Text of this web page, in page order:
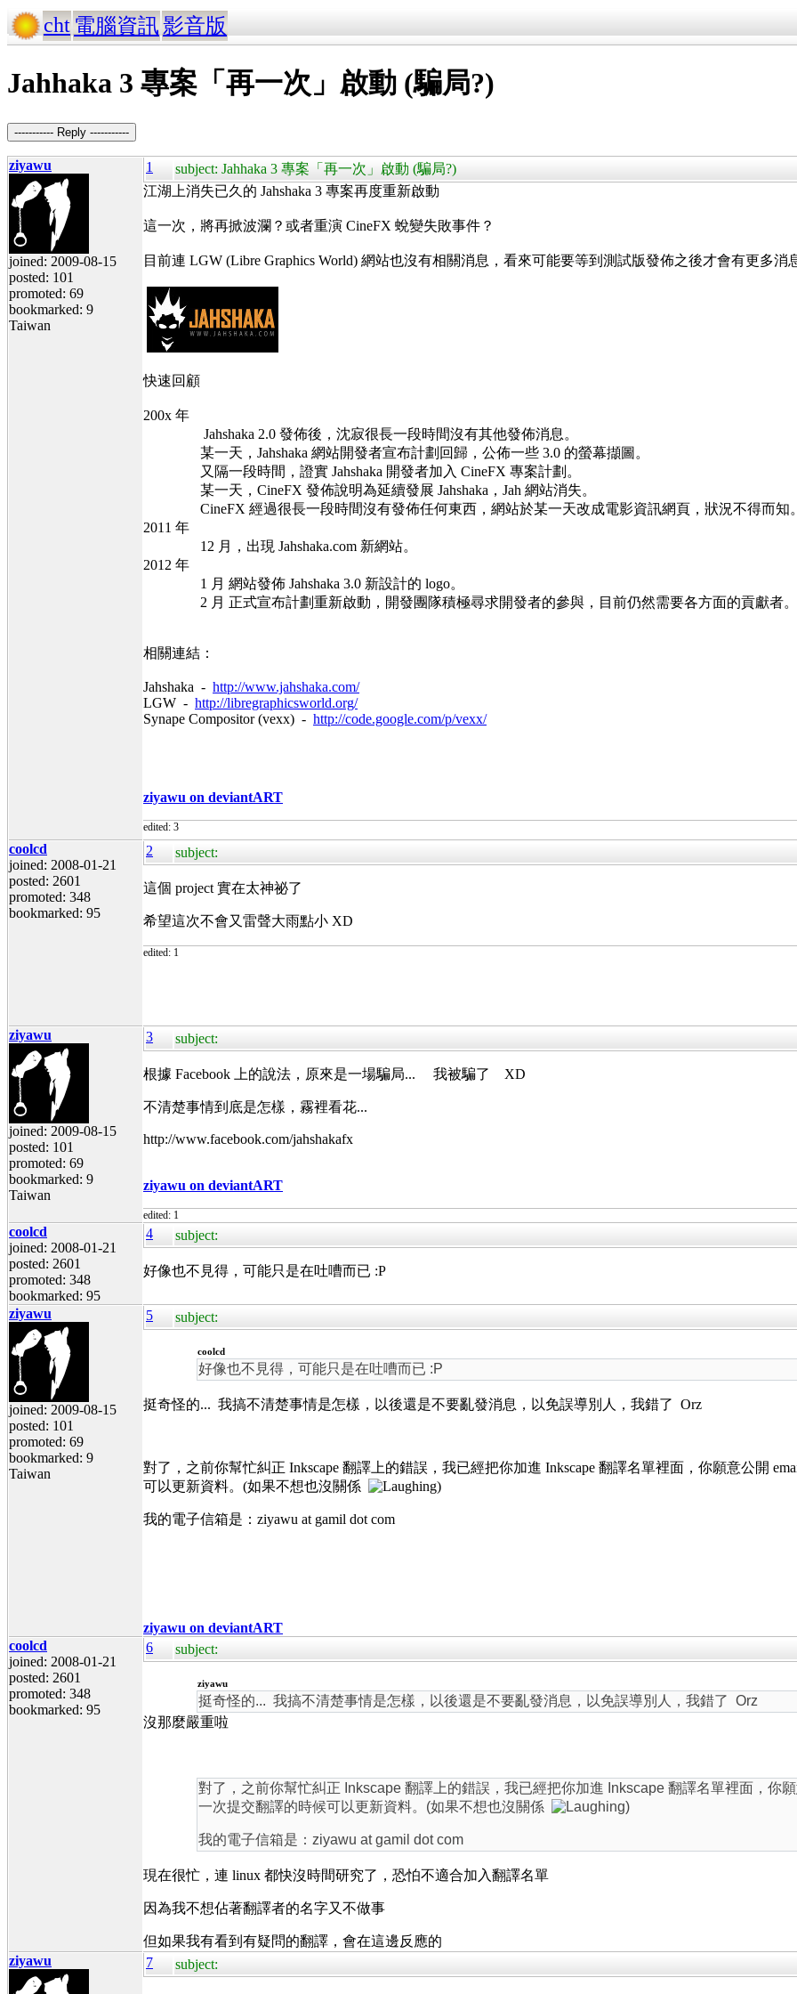
cht 電腦資訊影音版
Jahhaka 3 專案「再一次」啟動 (騙局?)
----------- Reply -----------
ziyawu
joined: 2009-08-15
posted: 101
promoted: 69
bookmarked: 9
Taiwan
1
subject: Jahhaka 3 專案「再一次」啟動 (騙局?)
江湖上消失已久的 Jahshaka 3 專案再度重新啟動
這一次，將再掀波瀾？或者重演 CineFX 蛻變失敗事件？
目前連 LGW (Libre Graphics World) 網站也沒有相關消息，看來可能要等到測試版發佈之後才會有更多消
快速回顧
200x 年
Jahshaka 2.0 發佈後，沈寂很長一段時間沒有其他發佈消息。
某一天，Jahshaka 網站開發者宣布計劃回歸，公佈一些 3.0 的螢幕擷圖。
又隔一段時間，證實 Jahshaka 開發者加入 CineFX 專案計劃。
某一天，CineFX 發佈說明為延續發展 Jahshaka，Jah 網站消失。
CineFX 經過很長一段時間沒有發佈任何東西，網站於某一天改成電影資訊網頁，狀況不得而知
2011 年
12 月，出現 Jahshaka.com 新網站。
2012 年
1 月 網站發佈 Jahshaka 3.0 新設計的 logo。
2 月 正式宣布計劃重新啟動，開發團隊積極尋求開發者的參與，目前仍然需要各方面的貢獻者。
相關連結：
Jahshaka - http://www.jahshaka.com/
LGW - http://libregraphicsworld.org/
Synape Compositor (vexx) - http://code.google.com/p/vexx/
ziyawu on deviantART
edited: 3
coolcd
joined: 2008-01-21
posted: 2601
promoted: 348
bookmarked: 95
2 subject:
這個 project 實在太神祕了
希望這次不會又雷聲大雨點小 XD
edited: 1
ziyawu
joined: 2009-08-15
posted: 101
promoted: 69
bookmarked: 9
Taiwan
3 subject:
根據 Facebook 上的說法，原來是一場騙局... 我被騙了 XD
不清楚事情到底是怎樣，霧裡看花...
http://www.facebook.com/jahshakafx
ziyawu on deviantART
edited: 1
coolcd
joined: 2008-01-21
posted: 2601
promoted: 348
bookmarked: 95
4 subject:
好像也不見得，可能只是在吐嘈而已 :P
ziyawu
joined: 2009-08-15
posted: 101
promoted: 69
bookmarked: 9
Taiwan
5 subject:
coolcd
好像也不見得，可能只是在吐嘈而已 :P
挺奇怪的... 我搞不清楚事情是怎樣，以後還是不要亂發消息，以免誤導別人，我錯了 Orz
對了，之前你幫忙糾正 Inkscape 翻譯上的錯誤，我已經把你加進 Inkscape 翻譯名單裡面，你願意公開
可以更新資料。(如果不想也沒關係
)
我的電子信箱是：ziyawu at gamil dot com
ziyawu on deviantART
coolcd
joined: 2008-01-21
posted: 2601
promoted: 348
bookmarked: 95
6 subject:
ziyawu
挺奇怪的... 我搞不清楚事情是怎樣，以後還是不要亂發消息，以免誤導別人，我錯了 Orz
沒那麼嚴重啦
對了，之前你幫忙糾正 Inkscape 翻譯上的錯誤，我已經把你加進 Inkscape 翻譯名單裡面，你
一次提交翻譯的時候可以更新資料。(如果不想也沒關係
)
我的電子信箱是：ziyawu at gamil dot com
現在很忙，連 linux 都快沒時間研究了，恐怕不適合加入翻譯名單
因為我不想佔著翻譯者的名字又不做事
但如果我有看到有疑問的翻譯，會在這邊反應的
ziyawu
7 subject: